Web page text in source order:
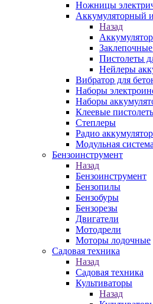
Ножницы
Аккумуляторный
Назад
Пистолеты
Нейлеры
Вибратор для
Наборы
Наборы
Клеевые
Степлеры
Радио
Модульная система
Бензоинструмент
Назад
Бензоинструмент
Бензопилы
Бензобуры
Бензорезы
Двигатели
Мотодрели
Моторы лодочные
Садовая техника
Назад
Садовая техника
Культиваторы
Назад